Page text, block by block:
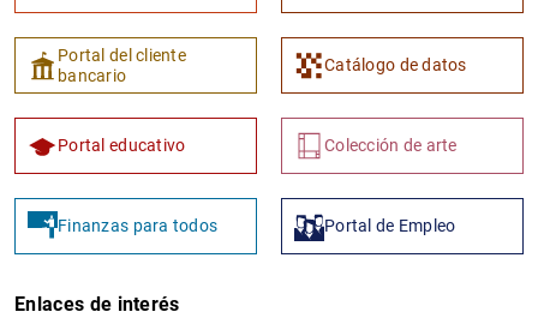
Portal del cliente
bancario
Catálogo de datos
Portal educativo Colección de arte
Finanzas para todos Portal de Empleo
Enlaces de interés